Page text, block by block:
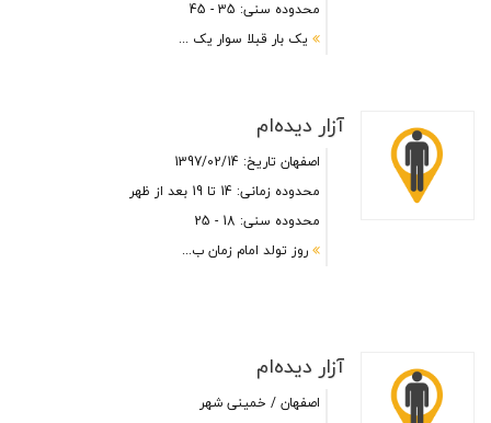
محدوده سنی: 35 - 45
یک بار قبلا سوار یک ...
آزار دیده‌ام
اصفهان تاریخ: 1397/02/14
محدوده زمانی: 14 تا 19 بعد از ظهر
محدوده سنی: 18 - 25
روز تولد امام زمان ب...
آزار دیده‌ام
اصفهان / خمینی شهر